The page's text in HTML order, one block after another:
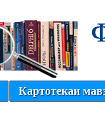
Картотекаи